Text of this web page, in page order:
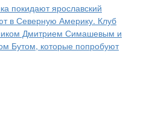
покидают ярославский
в Северную Америку. Клуб
Дмитрием Симашевым и
Бутом, которые попробуют